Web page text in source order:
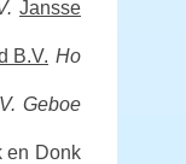
Jansse
B.V. Ho
Geboe
en Donk